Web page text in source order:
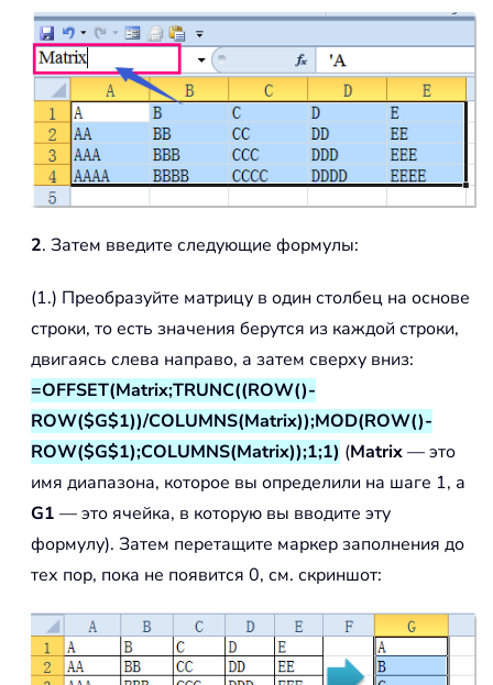
2. Затем введите следующие формулы:
(1.) Преобразуйте матрицу в один столбец на основе
строки, то есть значения берутся из каждой строки,
двигаясь слева направо, а затем сверху вниз:
=OFFSET(Matrix;TRUNC((ROW()-
ROW($G$1))/COLUMNS(Matrix));MOD(ROW()-
ROW($G$1);COLUMNS(Matrix));1;1) (Matrix— это
имя диапазона, которое вы определили на шаге 1, а
G1 — это ячейка, в которую вы вводите эту
формулу). Затем перетащите маркер заполнения до
тех пор, пока не появится 0, см. скриншот: